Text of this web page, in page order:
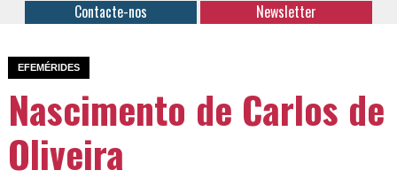
Contacte-nos Newsletter
EFEMÉRIDES
Nascimento de Carlos de
Oliveira